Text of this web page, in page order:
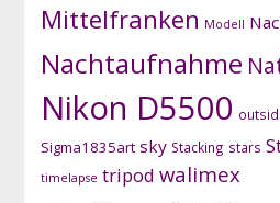
Mittelfranken Modell
Nachtaufnahme
Nikon D5500
Sigma1835art sky Stacking stars
timelapse tripod walimex